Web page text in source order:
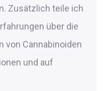
Zusätzlich teile ich
über die
von Cannabinoiden
und auf